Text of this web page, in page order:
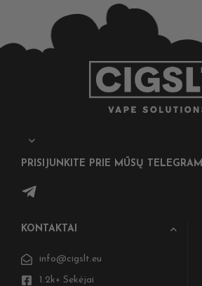
PRISIJUNKITE PRIE MŪSŲ TELEGRAM
KONTAKTAI
info@cigslt.eu
1.2k+ Sekėjai